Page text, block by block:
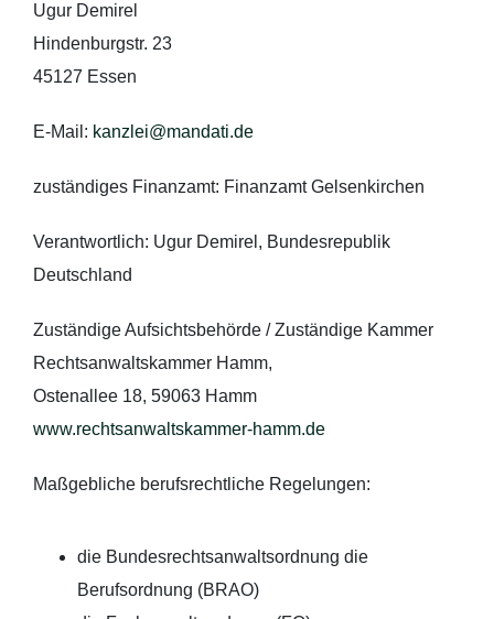
Ugur Demirel
Hindenburgstr. 23
45127 Essen
E-Mail: kanzlei@mandati.de
zuständiges Finanzamt: Finanzamt Gelsenkirchen
Verantwortlich: Ugur Demirel, Bundesrepublik
Deutschland
Zuständige Aufsichtsbehörde / Zuständige Kammer
Rechtsanwaltskammer Hamm,
Ostenallee 18, 59063 Hamm
www.rechtsanwaltskammer-hamm.de
Maßgebliche berufsrechtliche Regelungen:
die Bundesrechtsanwaltsordnung die
Berufsordnung (BRAO)